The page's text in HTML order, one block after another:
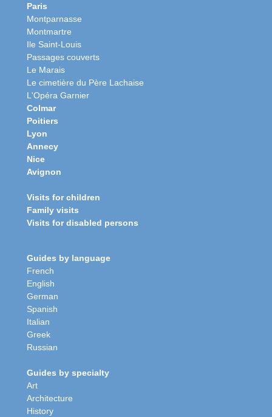
Paris
Montparnasse
Montmartre
Ile Saint-Louis
Passages couverts
Le Marais
Le cimetière du Père Lachaise
L'Opéra Garnier
Colmar
Poitiers
Lyon
Annecy
Nice
Avignon
Visits for children
Family visits
Visits for disabled persons
Guides by language
French
English
German
Spanish
Italian
Greek
Russian
Guides by specialty
Art
Architecture
History